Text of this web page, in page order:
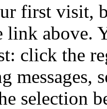
first visit,
link above.
click the
messages,
selection